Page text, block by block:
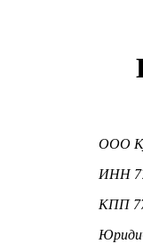
ООО
ИНН
КПП